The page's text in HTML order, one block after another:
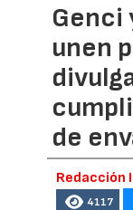
Genci
unen
de
Redacción
4117